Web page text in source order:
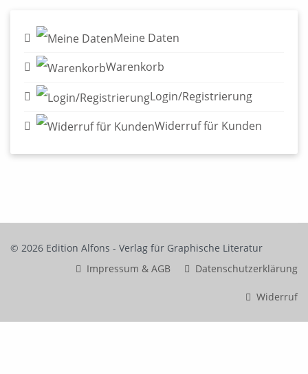
Login/Registrierung
Widerruf für Kunden